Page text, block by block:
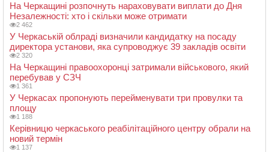
На Черкащині розпочнуть нараховувати виплати до Дня
Незалежності: хто і скільки може отримати
2 462
У Черкаській облраді визначили кандидатку на посаду
директора установи, яка супроводжує 39 закладів освіти
2 320
На Черкащині правоохоронці затримали військового, який
перебував у СЗЧ
1 361
У Черкасах пропонують перейменувати три провулки та
площу
1 188
Керівницю черкаського реабілітаційного центру обрали на
новий термін
1 137